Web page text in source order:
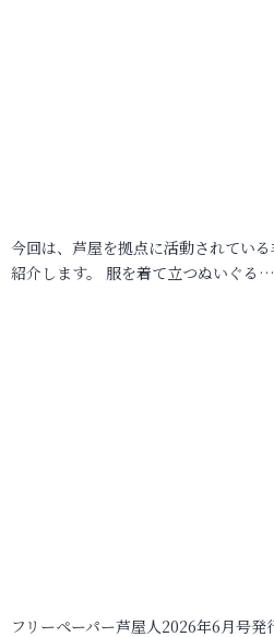
今回は、芦屋を拠点に活動されてい
紹介します。 服を着て立つぬいぐる…
フリーペーパー芦屋人2026年6月号